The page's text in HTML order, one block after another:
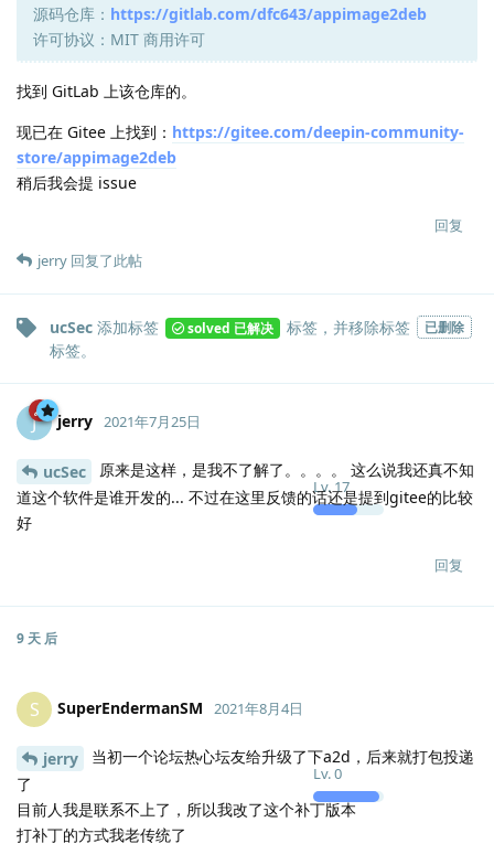
源码仓库： https://gitlab.com/dfc643/appimage2deb
许可协议：MIT 商用许可
找到 GitLab 上该仓库的。
现已在 Gitee 上找到： https://gitee.com/deepin-community-
store/appimage2deb
稍后我会提 issue
回复
jerry 回复了此帖
ucSec 添加标签 solved 已解决 标签，并移除标签 已删除
标签。
J jerry
Lv.17
2021年7月25日
ucSec
原来是这样，是我不了解了。。。。 这么说我还真不知
道这个软件是谁开发的... 不过在这里反馈的话还是提到gitee的比较
好
回复
9 天 后
S SuperEndermanSM
Lv.0
2021年8月4日
jerry
当初一个论坛热心坛友给升级了下a2d，后来就打包投递
了
目前人我是联系不上了，所以我改了这个补丁版本
打补丁的方式我老传统了